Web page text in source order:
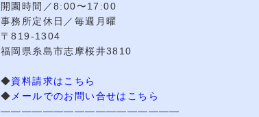
開園時間／8:00〜17:00
事務所定休日／毎週月曜
〒819-1304
福岡県糸島市志摩桜井3810
◆資料請求はこちら
◆ メールでのお問い合せはこちら
—————————————————